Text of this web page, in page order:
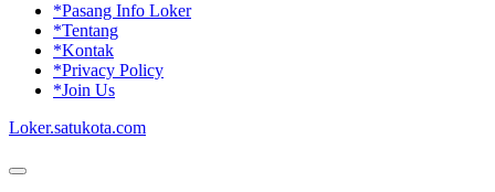
*Pasang Info Loker
*Tentang
*Kontak
*Privacy Policy
*Join Us
Loker.satukota.com